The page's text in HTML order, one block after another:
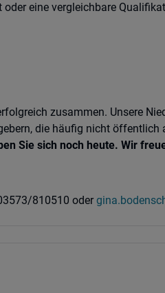
eine vergleichbare
zusammen. Unsere
die häufig nicht öffentlich
Sie sich noch heute. Wir
810510 oder